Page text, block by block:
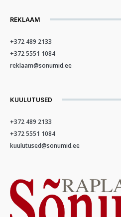
REKLAAM
+372 489 2133
+372 5551 1084
reklaam@sonumid.ee
KUULUTUSED
+372 489 2133
+372 5551 1084
kuulutused@sonumid.ee